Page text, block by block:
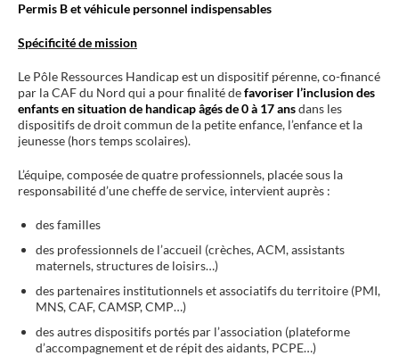
Permis B et véhicule personnel indispensables
Spécificité de mission
Le Pôle Ressources Handicap est un dispositif pérenne, co-financé
par la CAF du Nord qui a pour finalité defavoriser l’inclusion des
enfants en situation de handicap âgés de 0 à 17 ansdans les
dispositifs de droit commun de la petite enfance, l’enfance et la
jeunesse (hors temps scolaires).
L’équipe, composée de quatre professionnels, placée sous la
responsabilité d’une cheffe de service, intervient auprès :
des familles
des professionnels de l’accueil (crèches, ACM, assistants
maternels, structures de loisirs…)
des partenaires institutionnels et associatifs du territoire (PMI,
MNS, CAF, CAMSP, CMP…)
des autres dispositifs portés par l’association (plateforme
d’accompagnement et de répit des aidants, PCPE…)